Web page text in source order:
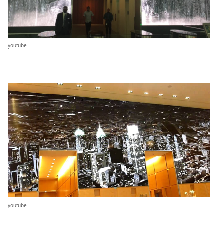
youtube
youtube